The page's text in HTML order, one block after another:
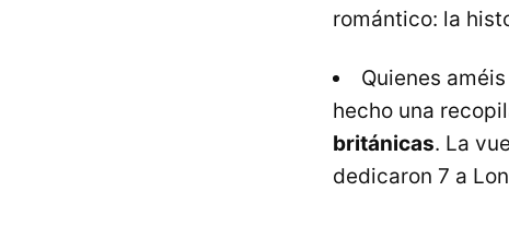
romántico: la
Quienes
hecho una
británicas. La
dedicaron 7 a